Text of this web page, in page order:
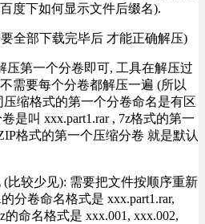
度下如何显示文件后缀名).
全部下载完毕后 才能正确解压)
压第一个分卷即可, 工具在解压过
需要每个分卷都解压一遍 (所以
缩格式的第一个分卷命名是有区
是叫 xxx.part1.rar , 7z格式的第一
格式的第一个压缩分卷 就是默认
比较少见): 需要把文件按顺序重新
分卷命名格式是 xxx.part1.rar,
的命名格式是 xxx.001, xxx.002,